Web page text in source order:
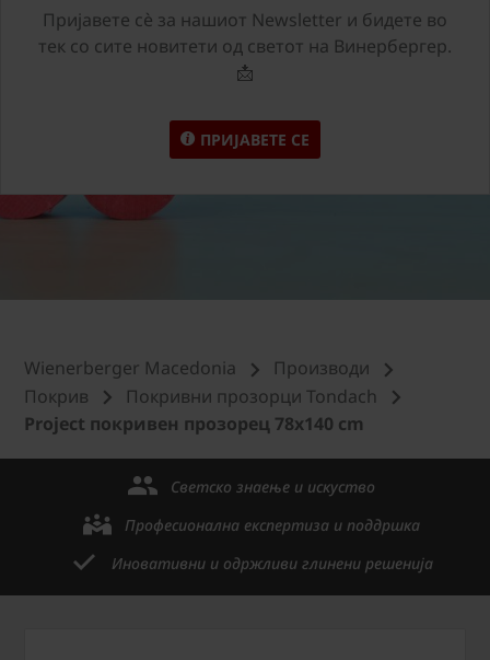
Пријавете сѐ за нашиот Newsletter и бидете во
тек со сите новитети од светот на Винербергер.
📩
ПРИЈАВЕТЕ СЕ
Wienerberger Macedonia
Производи
Покрив
Покривни прозорци Tondach
Project покривен прозорец 78x140 cm
Светско знаење и искуство
Професионална експертиза и поддршка
Иновативни и одржливи глинени решенија